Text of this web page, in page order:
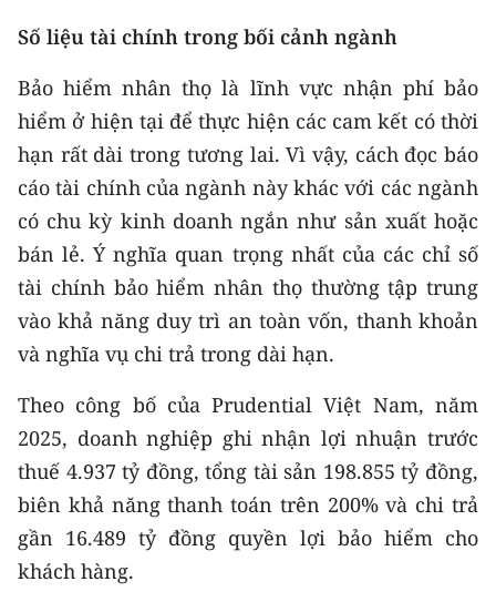
Media Văn hóa
Media Xã hội
Media Pháp luật
Media Du lịch
Media Thế giới
Media Thể thao
Media Giáo dục
Media Y tế
Media Khoa học - Công nghệ
Media Môi trường
Số liệu tài chính trong bối cảnh ngành
Bảo hiểm nhân thọ là lĩnh vực nhận phí bảo
hiểm ở hiện tại để thực hiện các cam kết có thời
hạn rất dài trong tương lai. Vì vậy, cách đọc báo
cáo tài chính của ngành này khác với các ngành
có chu kỳ kinh doanh ngắn như sản xuất hoặc
bán lẻ. Ý nghĩa quan trọng nhất của các chỉ số
tài chính bảo hiểm nhân thọ thường tập trung
vào khả năng duy trì an toàn vốn, thanh khoản
và nghĩa vụ chi trả trong dài hạn.
Theo công bố của Prudential Việt Nam, năm
2025, doanh nghiệp ghi nhận lợi nhuận trước
thuế 4.937 tỷ đồng, tổng tài sản 198.855 tỷ đồng,
biên khả năng thanh toán trên 200% và chi trả
gần 16.489 tỷ đồng quyền lợi bảo hiểm cho
khách hàng.